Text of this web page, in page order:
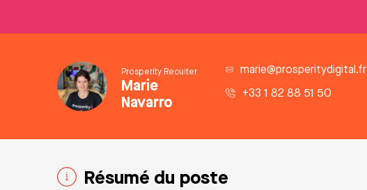
Prosperity Recuiter
Marie
Navarro
marie@prosperitydigital.fr
+33 1 82 88 51 50
Résumé du poste